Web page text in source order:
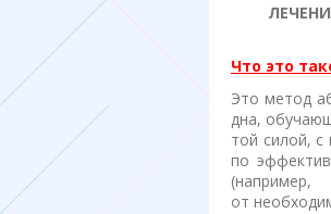
Что это
Это метод
дна,
той силой,
по
от